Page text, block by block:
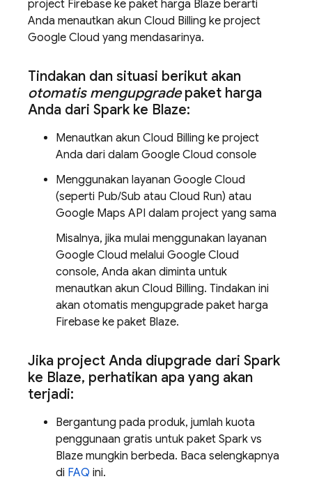
project Firebase ke paket harga Blaze berarti
Anda menautkan akun Cloud Billing ke project
Google Cloud yang mendasarinya.
Tindakan dan situasi berikut akan
otomatis mengupgradepaket harga
Anda dari Spark ke Blaze:
Menautkan akun Cloud Billing ke project
Anda dari dalam Google Cloud console
Menggunakan layanan Google Cloud
(seperti Pub/Sub atau Cloud Run) atau
Google Maps API dalam project yang sama
Misalnya, jika mulai menggunakan layanan
Google Cloud melalui Google Cloud
console, Anda akan diminta untuk
menautkan akun Cloud Billing. Tindakan ini
akan otomatis mengupgrade paket harga
Firebase ke paket Blaze.
Jika project Anda diupgrade dari Spark
ke Blaze, perhatikan apa yang akan
terjadi:
Bergantung pada produk, jumlah kuota
penggunaan gratis untuk paket Spark vs
Blaze mungkin berbeda. Baca selengkapnya
di FAQ ini.